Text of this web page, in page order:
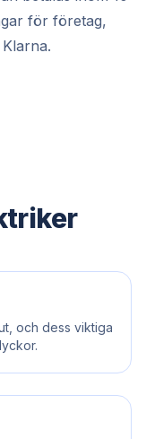
för företag,
och dess viktiga